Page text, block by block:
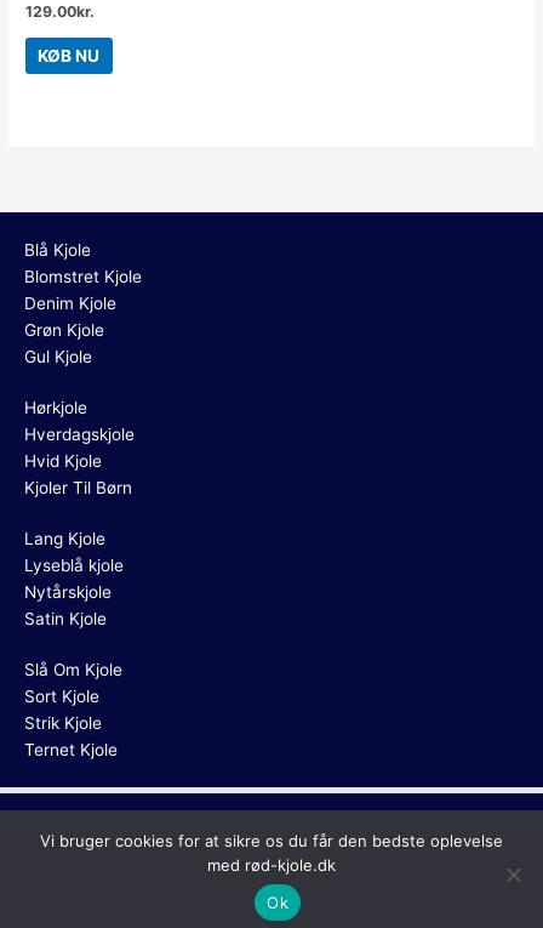
129.00kr.
KØB NU
Blå Kjole
Blomstret Kjole
Denim Kjole
Grøn Kjole
Gul Kjole
Hørkjole
Hverdagskjole
Hvid Kjole
Kjoler Til Børn
Lang Kjole
Lyseblå kjole
Nytårskjole
Satin Kjole
Slå Om Kjole
Sort Kjole
Strik Kjole
Ternet Kjole
Copyright © 2026 Rød Kjole
Vi bruger cookies for at sikre os du får den bedste oplevelse
med rød-kjole.dk
Ok